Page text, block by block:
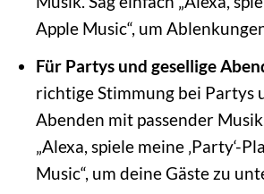
Apple Music“, um
Für Partys und gesellige
richtige Stimmung bei Partys
Abenden mit passender
„Alexa, spiele meine ‚Party‘-
Music“, um deine Gäste zu